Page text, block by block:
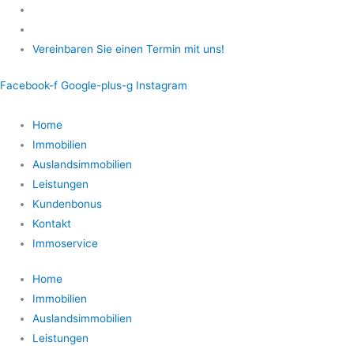
Zum
Inhalt
springenVereinbaren Sie einen Termin mit uns!
Facebook-f Google-plus-g Instagram
Home
Immobilien
Auslandsimmobilien
Leistungen
Kundenbonus
Kontakt
Immoservice
Home
Immobilien
Auslandsimmobilien
Leistungen